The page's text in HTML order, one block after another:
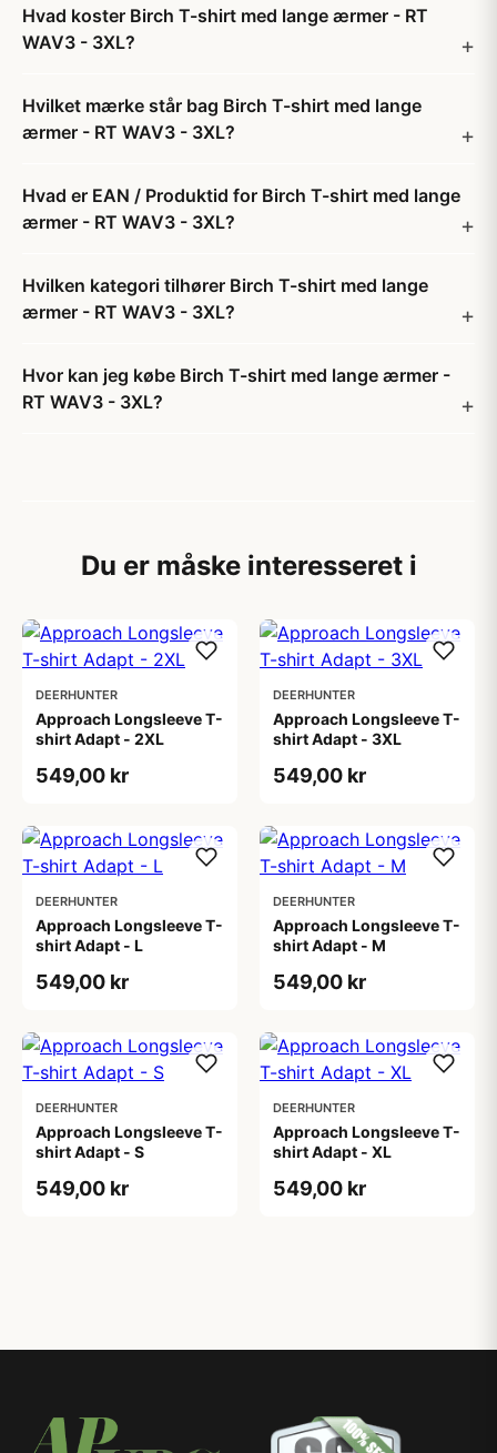
Hvad koster Birch T-shirt med lange ærmer - RT
WAV3 - 3XL?
Hvilket mærke står bag Birch T-shirt med lange
ærmer - RT WAV3 - 3XL?
Hvad er EAN / Produktid for Birch T-shirt med lange
ærmer - RT WAV3 - 3XL?
Hvilken kategori tilhører Birch T-shirt med lange
ærmer - RT WAV3 - 3XL?
Hvor kan jeg købe Birch T-shirt med lange ærmer -
RT WAV3 - 3XL?
Du er måske interesseret i
DEERHUNTER
Approach Longsleeve T-
shirt Adapt - 2XL
549,00 kr
DEERHUNTER
Approach Longsleeve T-
shirt Adapt - 3XL
549,00 kr
DEERHUNTER
Approach Longsleeve T-
shirt Adapt - L
549,00 kr
DEERHUNTER
Approach Longsleeve T-
shirt Adapt - M
549,00 kr
DEERHUNTER
Approach Longsleeve T-
shirt Adapt - S
549,00 kr
DEERHUNTER
Approach Longsleeve T-
shirt Adapt - XL
549,00 kr